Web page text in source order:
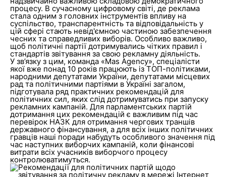
процесу. В сучасному цифровому світі, де реклама
стала одним з головних інструментів впливу на
суспільство, транспарентність та відповідальність у
цій сфері стають невід'ємною частиною забезпечення
чесних та справедливих виборів. Особливо важливо,
щоб політичні партії дотримувались чітких правил і
стандартів звітування за свою рекламну діяльність.
У зв’язку з цим, команда «Mas Agency», спеціалісти
якої вже понад 10 років працюють із ТОП-політиками,
народними депутатами України, депутатами місцевих
рад та політичними партіями в Україні загалом,
підготувала ряд практичних рекомендацій для
політичних сил, яких слід дотримуватись при запуску
рекламних кампаній. Для парламентських партій
дотримання цих рекомендацій є важливим під час
перевірок НАЗК для отримання чергових траншів
державного фінансування, а для всіх інших політичних
гравців наші поради набудуть особливого значення під
час наступних виборчих кампаній, коли фінансові
витрати всіх учасників виборчого процесу
контролюватимуться.